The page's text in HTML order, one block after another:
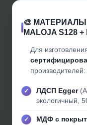
🎨
MALOJA S128
Для
производителей:
ЛДСП Egger
экологичный,
МДФ с